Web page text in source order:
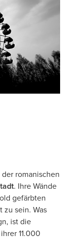
romanischen
. Ihre Wände
gefärbten
sein. Was
ist die
11.000